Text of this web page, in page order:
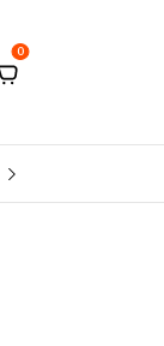
0
MANTA DE